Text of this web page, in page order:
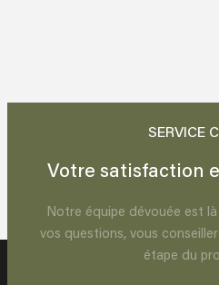
SERVICE
Votre satisfaction
Notre équipe dévouée est
vos questions, vous
étape du